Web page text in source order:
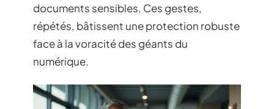
documents sensibles. Ces gestes,
répétés, bâtissent une protection robuste
face à la voracité des géants du
numérique.